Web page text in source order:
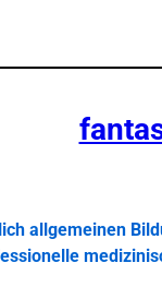
allgemeinen